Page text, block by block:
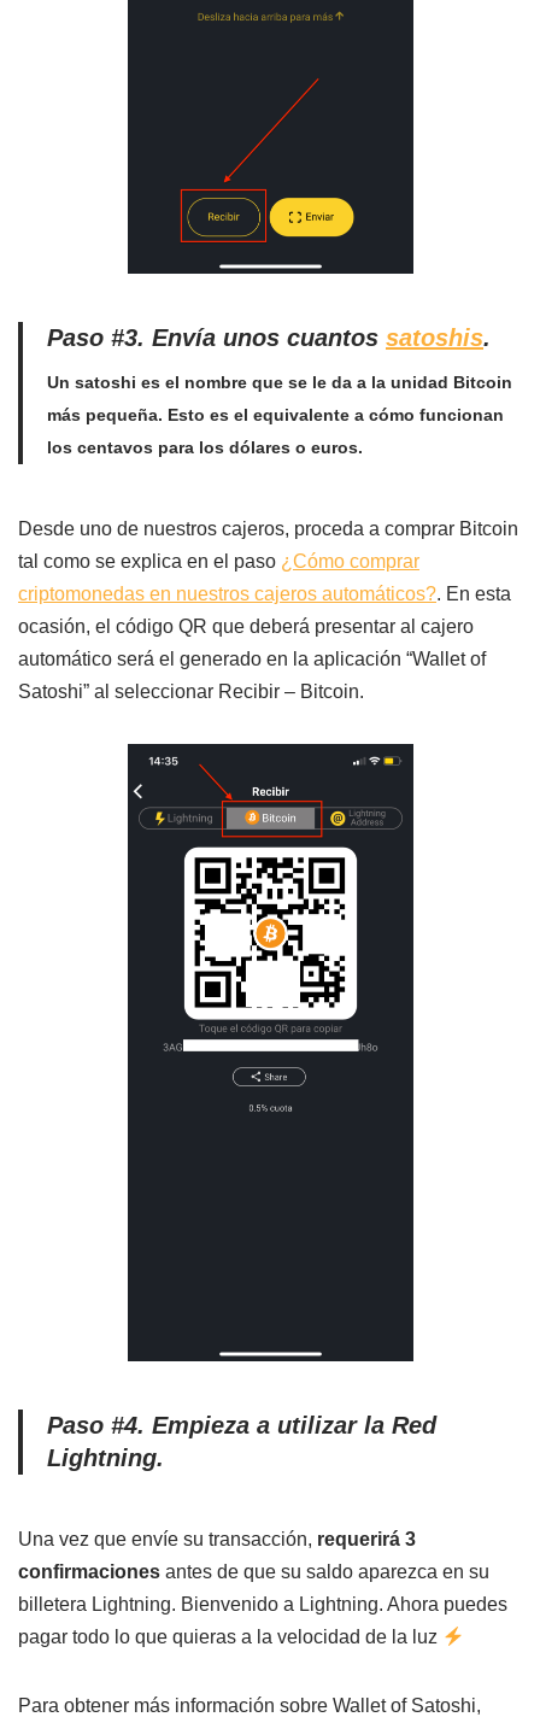
Paso #3. Envía unos cuantos satoshis.
Un satoshi es el nombre que se le da a la unidad Bitcoin
más pequeña. Esto es el equivalente a cómo funcionan
los centavos para los dólares o euros.
Desde uno de nuestros cajeros, proceda a comprar Bitcoin
tal como se explica en el paso ¿Cómo comprar
criptomonedas en nuestros cajeros automáticos?. En esta
ocasión, el código QR que deberá presentar al cajero
automático será el generado en la aplicación “Wallet of
Satoshi” al seleccionar Recibir – Bitcoin.
Paso #4. Empieza a utilizar la Red
Lightning.
Una vez que envíe su transacción, requerirá 3
confirmaciones antes de que su saldo aparezca en su
billetera Lightning. Bienvenido a Lightning. Ahora puedes
pagar todo lo que quieras a la velocidad de la luz
Para obtener más información sobre Wallet of Satoshi,